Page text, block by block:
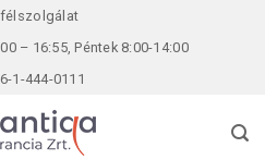
– 16:55, Péntek 8:00-14:00
1-444-0111